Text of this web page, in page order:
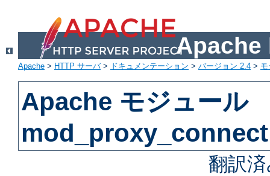
Apache
Apache > HTTP サーバ> ドキュメンテーション > バージョン 2.4 >
Apache モジュール
mod_proxy_connect
翻訳